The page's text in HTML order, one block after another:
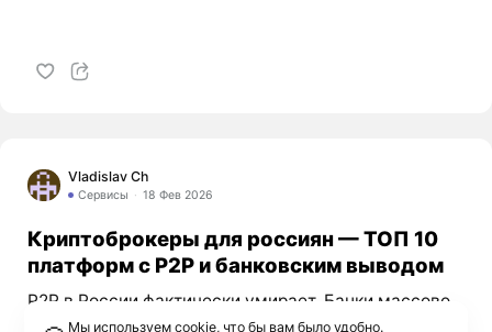
Vladislav Ch
Сервисы 18 Фев 2026
Криптоброкеры для россиян — ТОП 10
платформ с P2P и банковским выводом
P2P в России фактически умирает. Банки массово
блокируют карты по 115-ФЗ, с лета 2025 за
Мы используем cookie, что бы вам было удобно.